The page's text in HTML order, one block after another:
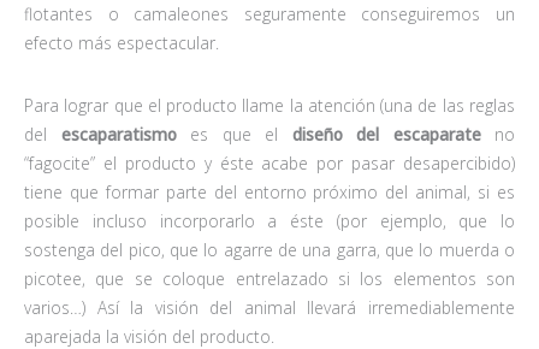
flotantes o camaleones seguramente conseguiremos un
efecto más espectacular.
Para lograr que el producto llame la atención (una de las reglas
del escaparatismoes que el diseño del escaparateno
“fagocite” el producto y éste acabe por pasar desapercibido)
tiene que formar parte del entorno próximo del animal, si es
posible incluso incorporarlo a éste (por ejemplo, que lo
sostenga del pico, que lo agarre de una garra, que lo muerda o
picotee, que se coloque entrelazado si los elementos son
varios…) Así la visión del animal llevará irremediablemente
aparejada la visión del producto.